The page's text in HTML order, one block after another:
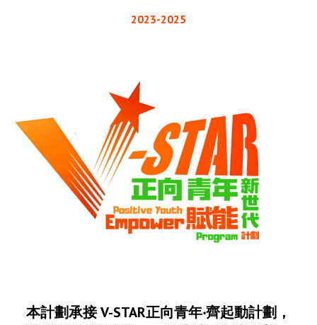
2023-2025
本計劃承接 V-STAR正向青年‧齊起動計劃，